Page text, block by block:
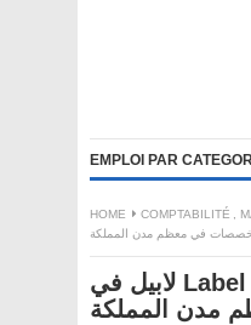
EMPLOI PAR
HOME COMPTABILITÉ ,
في معظم مدن المملكة
لابيل في Label Vie توظف في عدة
مدن المملكة